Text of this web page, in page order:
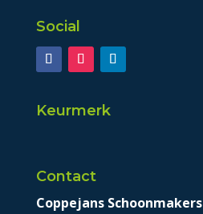
Social
Keurmerk
Contact
Coppejans Schoonmakers